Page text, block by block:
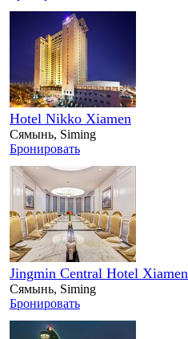
Hotel Nikko Xiamen
Сямынь, Siming
Бронировать
Jingmin Central Hotel Xiamen
Сямынь, Siming
Бронировать